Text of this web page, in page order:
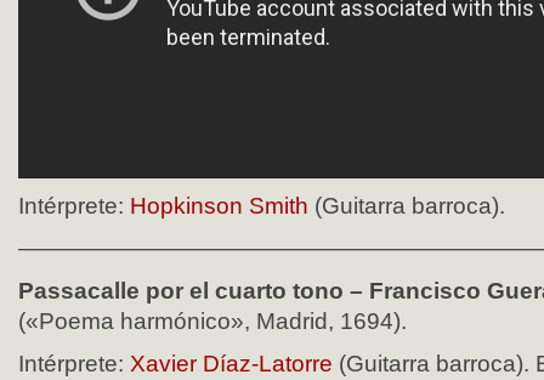
Intérprete: Hopkinson Smith (Guitarra barroca).
Passacalle por el cuarto tono – Francisco
(«Poema harmónico», Madrid, 1694).
Intérprete: Xavier Díaz-Latorre (Guitarra barroca).